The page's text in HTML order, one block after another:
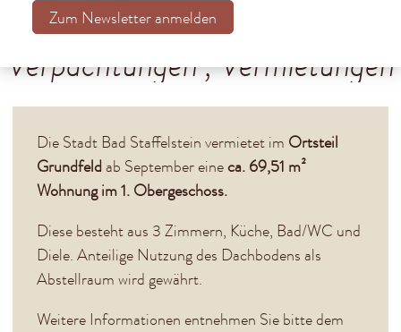
Aktuelles
Stellenausschreibungen
Investieren, Projekte
Kommunalwahl 2026
Rathaus
Stadtteile
Einrichtungen
Verpachtungen , Vermietungen
Die Stadt Bad Staffelstein vermietet im Ortsteil
Grundfeldab September eineca. 69,51 m²
Wohnung im 1. Obergeschoss.
Diese besteht aus 3 Zimmern, Küche, Bad/WC und
Diele. Anteilige Nutzung des Dachbodens als
Abstellraum wird gewährt.
Weitere Informationen entnehmen Sie bitte dem
Zum Newsletter anmelden